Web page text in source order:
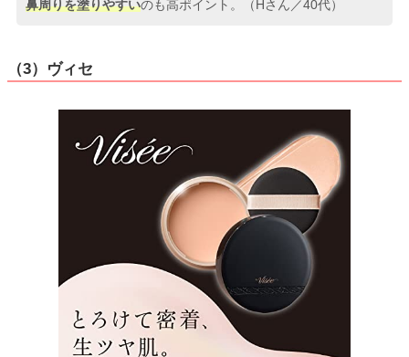
鼻周りを塗りやすいのも高ポイント。（Hさん／40代）
（3）ヴィセ